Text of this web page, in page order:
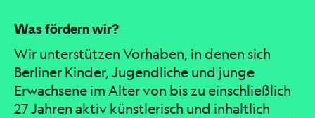
Was fördern wir?
Wir unterstützen Vorhaben, in denen sich
Berliner Kinder, Jugendliche und junge
Erwachsene im Alter von bis zu einschließlich
27 Jahren aktiv künstlerisch und inhaltlich